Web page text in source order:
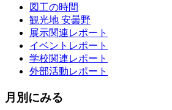
図工の時間
観光地 安曇野
展示関連レポート
イベントレポート
学校関連レポート
外部活動レポート
月別にみる